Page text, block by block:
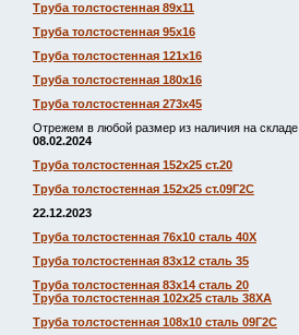
Труба толстостенная 89х11
Труба толстостенная 95х16
Труба толстостенная 121х16
Труба толстостенная 180х16
Труба толстостенная 273х45
Отрежем в любой размер из наличия на складе
08.02.2024
Труба толстостенная 152х25 ст.20
Труба толстостенная 152х25 ст.09Г2С
22.12.2023
Труба толстостенная 76х10 сталь 40Х
Труба толстостенная 83х12 сталь 35
Труба толстостенная 83х14 сталь 20
Труба толстостенная 102х25 сталь 38ХА
Труба толстостенная 108х10 сталь 09Г2С